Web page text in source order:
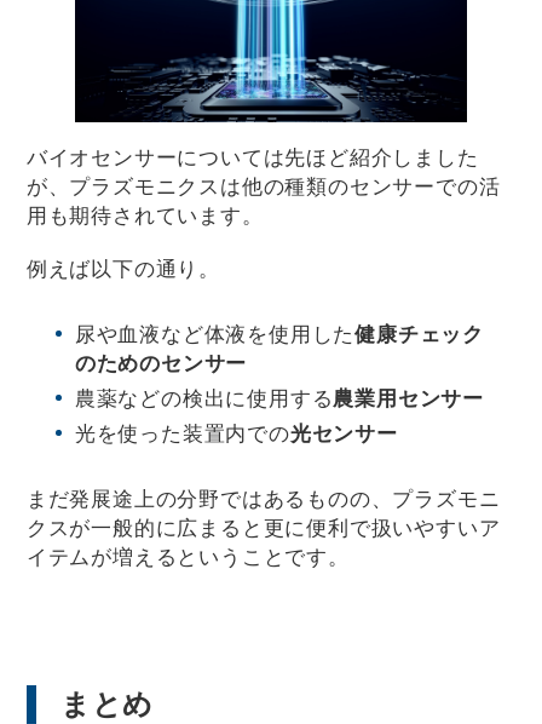
バイオセンサーについては先ほど紹介しました
が、プラズモニクスは他の種類のセンサーでの活
用も期待されています。
例えば以下の通り。
尿や血液など体液を使用した健康チェック
のためのセンサー
農薬などの検出に使用する農業用センサー
光を使った装置内での光センサー
まだ発展途上の分野ではあるものの、プラズモニ
クスが一般的に広まると更に便利で扱いやすいア
イテムが増えるということです。
まとめ